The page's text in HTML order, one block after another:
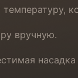
вручную.